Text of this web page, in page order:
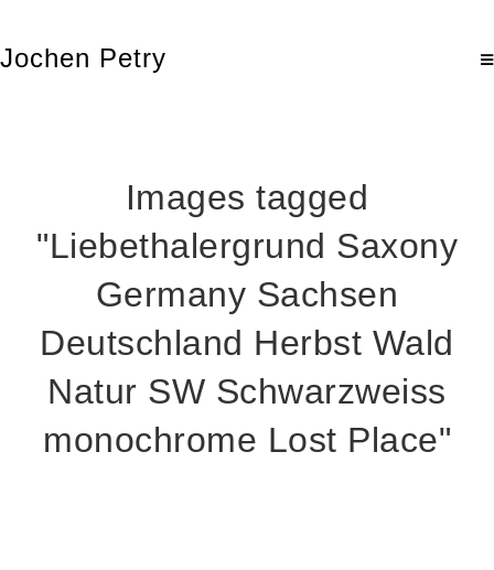
Jochen Petry
Images tagged
"Liebethalergrund Saxony
Germany Sachsen
Deutschland Herbst Wald
Natur SW Schwarzweiss
monochrome Lost Place"